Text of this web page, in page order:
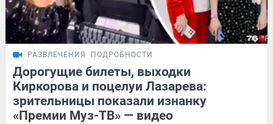
РАЗВЛЕЧЕНИЯ ПОДРОБНОСТИ
Дорогущие билеты, выходки
Киркорова и поцелуи Лазарева:
зрительницы показали изнанку
«Премии Муз-ТВ» — видео